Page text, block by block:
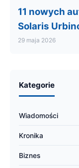
11 nowych
Solaris
29 maja 2026
Kategorie
Wiadomości
Kronika
Biznes